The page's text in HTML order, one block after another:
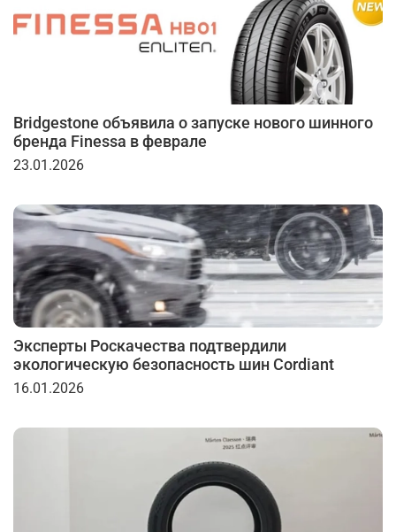
Bridgestone объявила о запуске нового шинного
бренда Finessa в феврале
23.01.2026
Эксперты Роскачества подтвердили
экологическую безопасность шин Cordiant
16.01.2026